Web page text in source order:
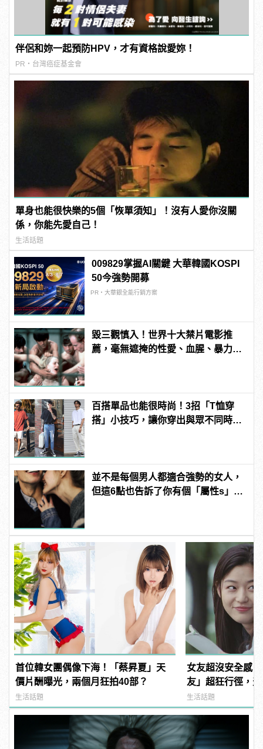
伴侶和妳一起預防HPV，才有資格說愛妳！
PR・台灣癌症基金會
單身也能很快樂的5個「恢單須知」！沒有人愛你沒關
係，你能先愛自己！
生活話題
009829掌握AI關鍵 大華韓國KOSPI
50今強勢開募
PR・大華銀全能行銷方案
毀三觀慎入！世界十大禁片電影推
薦，毫無遮掩的性愛、血腥、暴力、
百搭單品也能很時尚！3招「T恤穿
搭」小技巧，讓你穿出與眾不同時髦
並不是每個男人都適合強勢的女人，
但這6點也告訴了你有個「屬性s」的
首位韓女團偶像下海！「蔡昇夏」天
價片酬曝光，兩個月狂拍40部？
生活話題
女友超沒安全感
友」超狂行徑，
諜！
生活話題